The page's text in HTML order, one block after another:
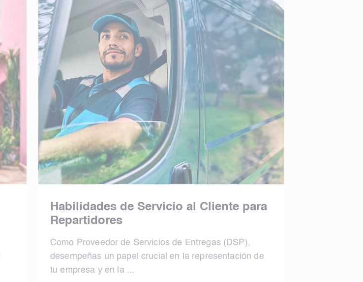
Habilidades de Servicio al Cliente para
Repartidores
Como Proveedor de Servicios de Entregas (DSP),
desempeñas un papel crucial en la representación de
tu empresa y en la ...